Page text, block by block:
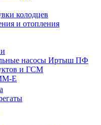
колодцев
и отопления
насосы Иртыш ПФ
и ГСМ
Е